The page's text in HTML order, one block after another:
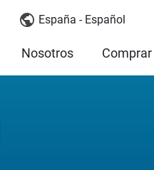
España - Español
Nosotros Comprar